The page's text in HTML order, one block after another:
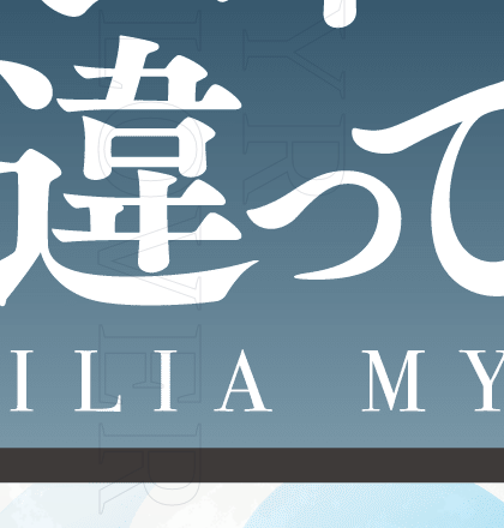
PRODUCT
製品情報
PRIVILEGE
EN
SYR
FLOVER